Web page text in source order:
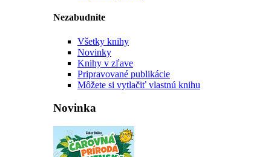
Nezabudnite
Všetky knihy
Novinky
Knihy v zľave
Pripravované publikácie
Môžete si vytlačiť vlastnú knihu
Novinka